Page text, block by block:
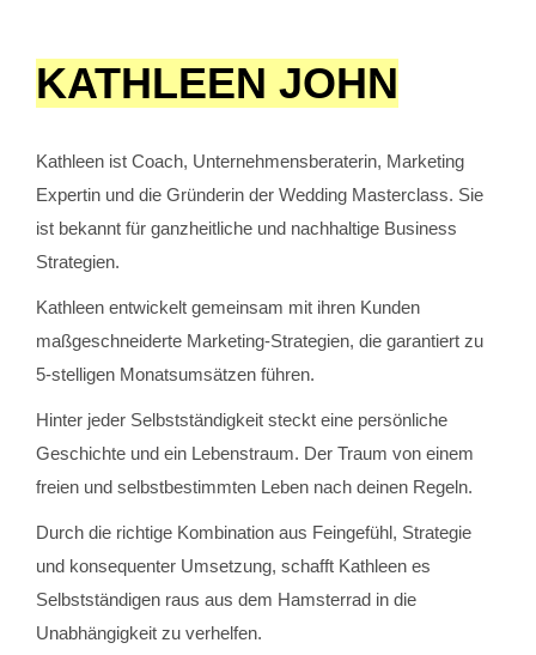
KATHLEEN JOHN
Kathleen ist Coach, Unternehmensberaterin, Marketing
Expertin und die Gründerin der Wedding Masterclass. Sie
ist bekannt für ganzheitliche und nachhaltige Business
Strategien.
Kathleen entwickelt gemeinsam mit ihren Kunden
maßgeschneiderte Marketing-Strategien, die garantiert zu
5-stelligen Monatsumsätzen führen.
Hinter jeder Selbstständigkeit steckt eine persönliche
Geschichte und ein Lebenstraum. Der Traum von einem
freien und selbstbestimmten Leben nach deinen Regeln.
Durch die richtige Kombination aus Feingefühl, Strategie
und konsequenter Umsetzung, schafft Kathleen es
Selbstständigen raus aus dem Hamsterrad in die
Unabhängigkeit zu verhelfen.